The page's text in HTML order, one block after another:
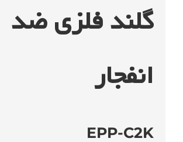
گلند فلزی ضد
انفجار
EPP-C2K